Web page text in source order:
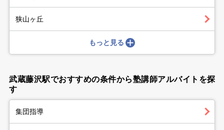
狭山ヶ丘
もっと見る
武蔵藤沢駅でおすすめの条件から塾講師アルバイトを探
す
集団指導